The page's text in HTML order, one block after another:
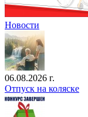
Новости
06.08.2026 г.
Отпуск на коляске